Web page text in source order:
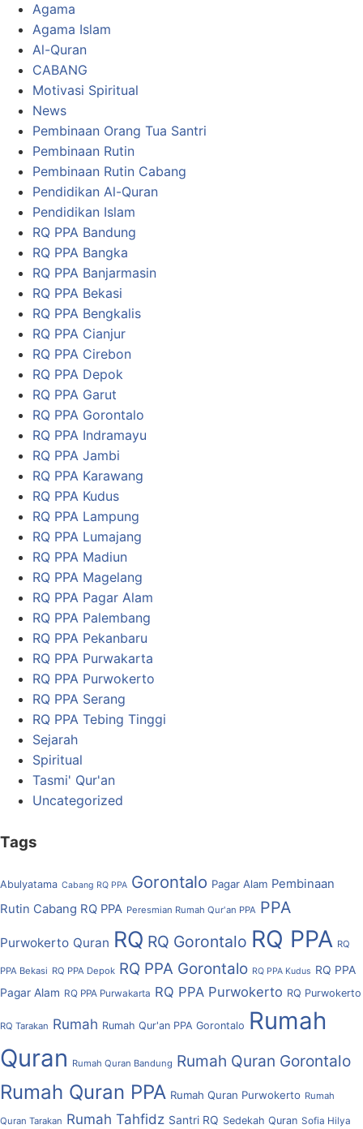
Agama
Agama Islam
Al-Quran
CABANG
Motivasi Spiritual
News
Pembinaan Orang Tua Santri
Pembinaan Rutin
Pembinaan Rutin Cabang
Pendidikan Al-Quran
Pendidikan Islam
RQ PPA Bandung
RQ PPA Bangka
RQ PPA Banjarmasin
RQ PPA Bekasi
RQ PPA Bengkalis
RQ PPA Cianjur
RQ PPA Cirebon
RQ PPA Depok
RQ PPA Garut
RQ PPA Gorontalo
RQ PPA Indramayu
RQ PPA Jambi
RQ PPA Karawang
RQ PPA Kudus
RQ PPA Lampung
RQ PPA Lumajang
RQ PPA Madiun
RQ PPA Magelang
RQ PPA Pagar Alam
RQ PPA Palembang
RQ PPA Pekanbaru
RQ PPA Purwakarta
RQ PPA Purwokerto
RQ PPA Serang
RQ PPA Tebing Tinggi
Sejarah
Spiritual
Tasmi' Qur'an
Uncategorized
Tags
Abulyatama Cabang RQ PPA Gorontalo Pagar Alam Pembinaan
Rutin Cabang RQ PPA Peresmian Rumah Qur'an PPA PPA
Purwokerto Quran RQ RQ Gorontalo RQ PPA RQ
PPA Bekasi RQ PPA Depok RQ PPA Gorontalo RQ PPA Kudus RQ PPA
Pagar Alam RQ PPA Purwakarta RQ PPA Purwokerto RQ Purwokerto
RQ Tarakan Rumah Rumah Qur'an PPA Gorontalo Rumah
Quran Rumah Quran Bandung Rumah Quran Gorontalo
Rumah Quran PPA Rumah Quran Purwokerto Rumah
Quran Tarakan Rumah Tahfidz Santri RQ Sedekah Quran Sofia Hilya